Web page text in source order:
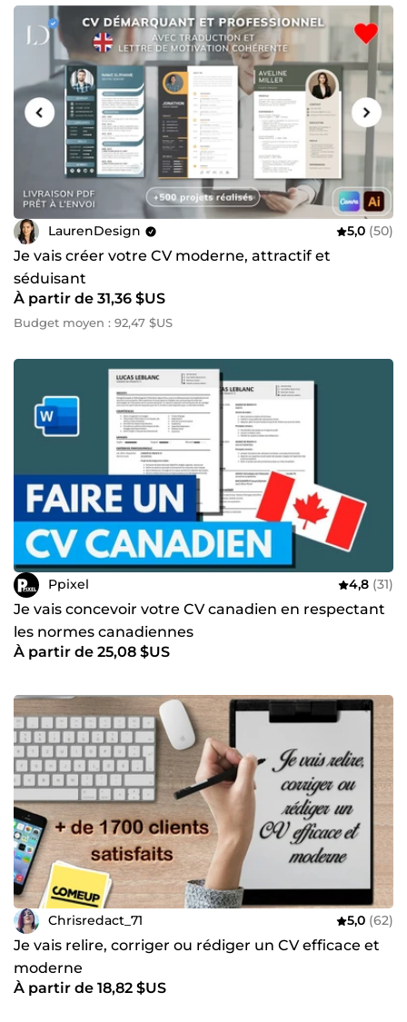
LaurenDesign 5,0 (50)
Je vais créer votre CV moderne, attractif et
séduisant
À partir de 31,36 $US
Budget moyen : 92,47 $US
Ppixel 4,8 (31)
Je vais concevoir votre CV canadien en respectant
les normes canadiennes
À partir de 25,08 $US
Chrisredact_71 5,0 (62)
Je vais relire, corriger ou rédiger un CV efficace et
moderne
À partir de 18,82 $US